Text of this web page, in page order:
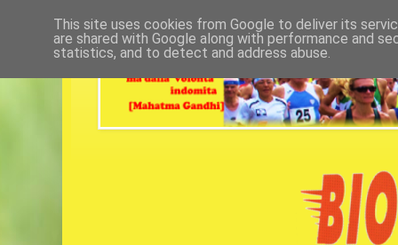
This site uses cookies from Google to deliver its
are shared with Google along with performance and
statistics, and to detect and address abuse.